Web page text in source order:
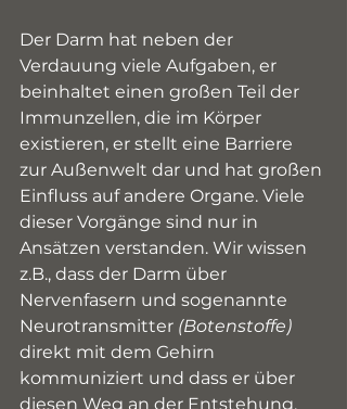
Der Darm hat neben der
Verdauung viele Aufgaben, er
beinhaltet einen großen Teil der
Immunzellen, die im Körper
existieren, er stellt eine Barriere
zur Außenwelt dar und hat großen
Einfluss auf andere Organe. Viele
dieser Vorgänge sind nur in
Ansätzen verstanden. Wir wissen
z.B., dass der Darm über
Nervenfasern und sogenannte
Neurotransmitter (Botenstoffe)
direkt mit dem Gehirn
kommuniziert und dass er über
diesen Weg an der Entstehung,